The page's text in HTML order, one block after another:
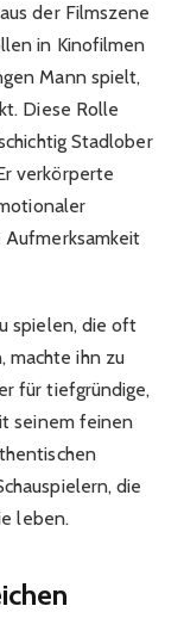
der Filmszene
in Kinofilmen
Mann spielt,
Diese Rolle
Stadlober
verkörperte
spielen, die oft
machte ihn zu
für tiefgründige,
seinem feinen
die
leben.